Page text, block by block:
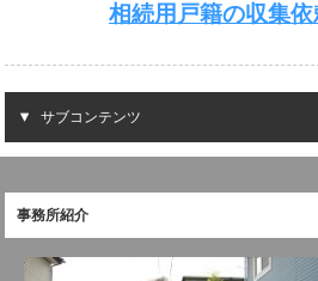
相続用戸籍の収集
サブコンテンツ
事務所紹介